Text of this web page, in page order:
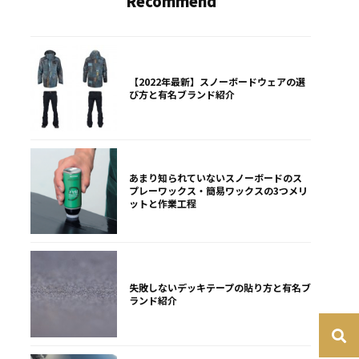
【2022年最新】スノーボードウェアの選
び方と有名ブランド紹介
あまり知られていないスノーボードのス
プレーワックス・簡易ワックスの3つメリ
ットと作業工程
失敗しないデッキテープの貼り方と有名ブ
ランド紹介